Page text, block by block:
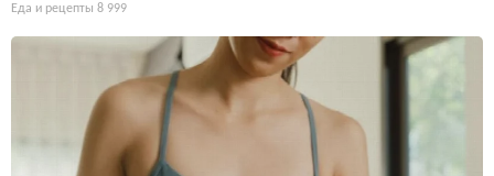
Еда и рецепты 8 999